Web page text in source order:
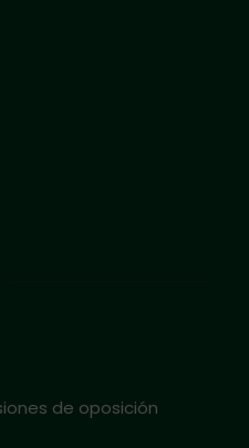
de oposición